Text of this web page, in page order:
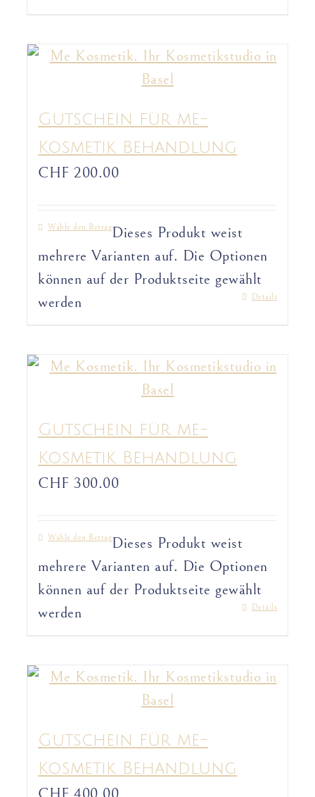
Gutschein für me-
Kosmetik Behandlung
CHF 200.00
Wähle den BetragDieses Produkt weist
mehrere Varianten auf. Die Optionen
können auf der Produktseite gewählt
werden
Details
Gutschein für me-
Kosmetik Behandlung
CHF 300.00
Wähle den BetragDieses Produkt weist
mehrere Varianten auf. Die Optionen
können auf der Produktseite gewählt
werden
Details
Gutschein für me-
Kosmetik Behandlung